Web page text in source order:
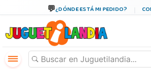
¿DÓNDE ESTÁ MI PEDIDO?